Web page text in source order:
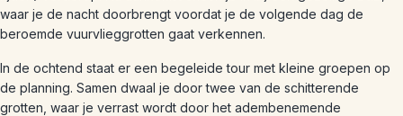
waar je de nacht doorbrengt voordat je de volgende dag de
beroemde vuurvlieggrotten gaat verkennen.
In de ochtend staat er een begeleide tour met kleine groepen op
de planning. Samen dwaal je door twee van de schitterende
grotten, waar je verrast wordt door het adembenemende